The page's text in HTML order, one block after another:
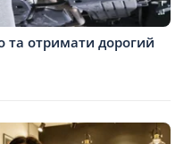
та отримати дорогий